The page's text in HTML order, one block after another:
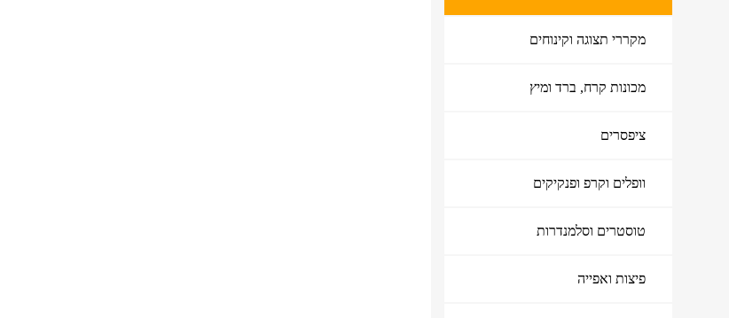
מקררי תצוגה וקינוחים
מכונות קרח, ברד ומיץ
ציפסרים
וופלים וקרפ ופנקיקים
טוסטרים וסלמנדרות
פיצות ואפייה